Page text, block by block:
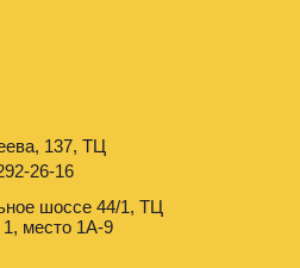
137, ТЦ
шоссе 44/1, ТЦ
место 1А-9
26-16